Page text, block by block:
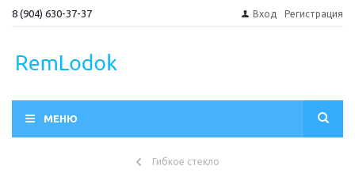
8 (904) 630-37-37 Вход Регистрация
МЕНЮ
Гибкое стекло